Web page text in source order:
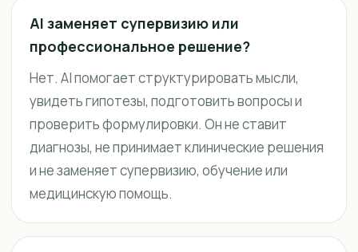
AI заменяет супервизию или
профессиональное решение?
Нет. AI помогает структурировать мысли,
увидеть гипотезы, подготовить вопросы и
проверить формулировки. Он не ставит
диагнозы, не принимает клинические решения
и не заменяет супервизию, обучение или
медицинскую помощь.